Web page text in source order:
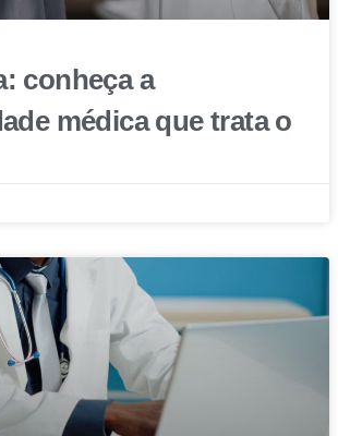
conheça a
médica que trata o